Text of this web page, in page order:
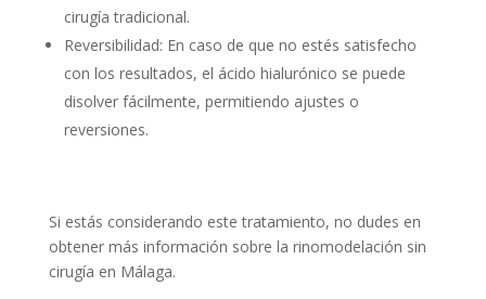
cirugía tradicional.
Reversibilidad: En caso de que no estés satisfecho
con los resultados, el ácido hialurónico se puede
disolver fácilmente, permitiendo ajustes o
reversiones.
Si estás considerando este tratamiento, no dudes en
obtener más información sobre la rinomodelación sin
cirugía en Málaga.